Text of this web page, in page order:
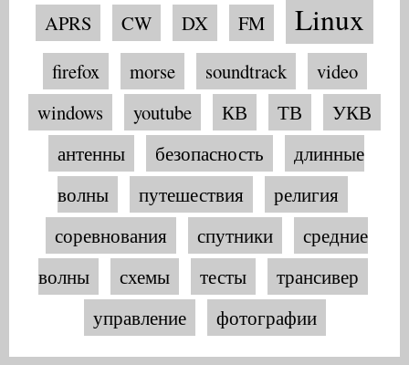
APRS CW DX FM Linux
firefox morse soundtrack
video
windows
youtube КВ ТВ
УКВ
антенны
безопасность
длинные
волны
путешествия
религия
соревнования
спутники
средние
волны
схемы тесты
трансивер
управление
фотографии